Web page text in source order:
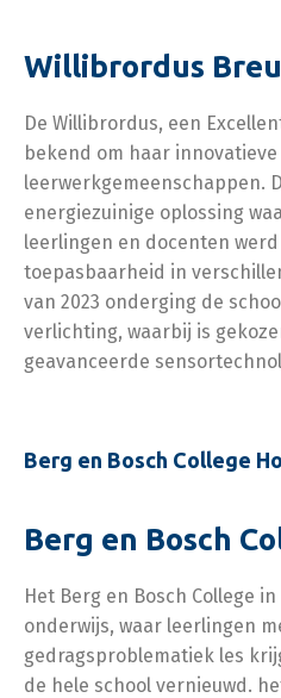
Willibrordus
De Willibrordus, een
bekend om haar
leerwerkgemeenschappen.
energiezuinige oplossing
leerlingen en docenten
toepasbaarheid in
van 2023 onderging de
verlichting, waarbij is
geavanceerde
Berg en Bosch College
Berg en Bosch
Het Berg en Bosch College
onderwijs, waar leerlingen
gedragsproblematiek les
de hele school vernieuwd.